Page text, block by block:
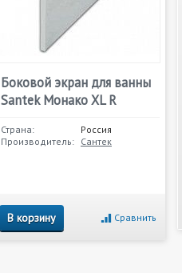
Боковой экран для ванны
Santek Монако XL R
Страна:
Россия
Производитель: Сантек
В корзину Сравнить